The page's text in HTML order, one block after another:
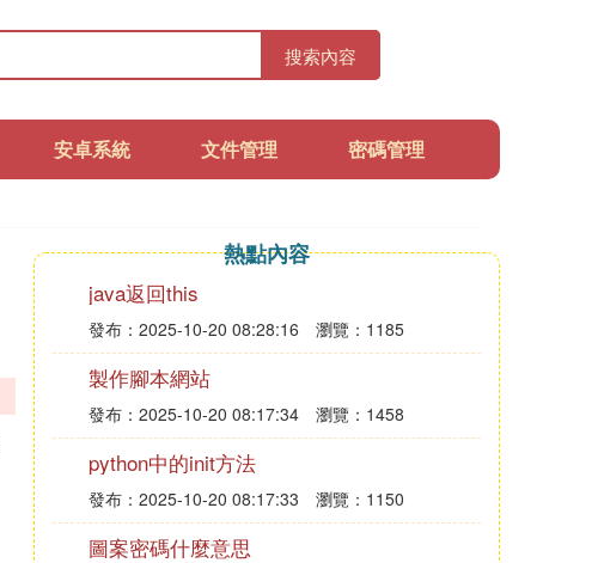
搜索內容
安卓系統 文件管理 密碼管理
熱點內容
java返回this
發布：2025-10-20 08:28:16 瀏覽：1185
製作腳本網站
發布：2025-10-20 08:17:34 瀏覽：1458
python中的init方法
發布：2025-10-20 08:17:33 瀏覽：1150
圖案密碼什麼意思